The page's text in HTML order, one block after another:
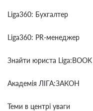
Liga360: Бухгалтер
Liga360: PR-менеджер
Знайти юриста Liga:BOOK
Академія ЛІГА:ЗАКОН
Теми в центрі уваги